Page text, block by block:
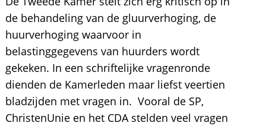
de behandeling van de gluurverhoging, de
huurverhoging waarvoor in
belastinggegevens van huurders wordt
gekeken. In een schriftelijke vragenronde
dienden de Kamerleden maar liefst veertien
bladzijden met vragen in. Vooral de SP,
ChristenUnie en het CDA stelden veel vragen